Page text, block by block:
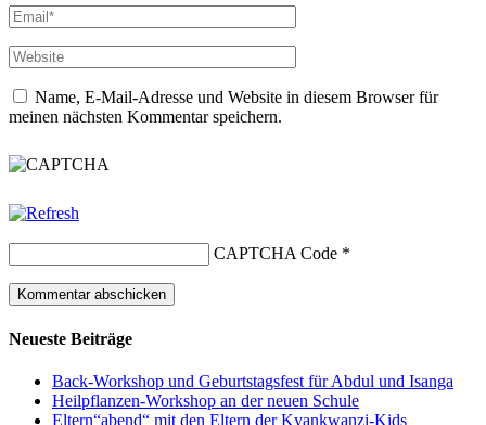
Name, E-Mail-Adresse und Website in diesem Browser für
meinen nächsten Kommentar speichern.
CAPTCHA Code *
Neueste Beiträge
Back-Workshop und Geburtstagsfest für Abdul und Isanga
Heilpflanzen-Workshop an der neuen Schule
Eltern“abend“ mit den Eltern der Kyankwanzi-Kids